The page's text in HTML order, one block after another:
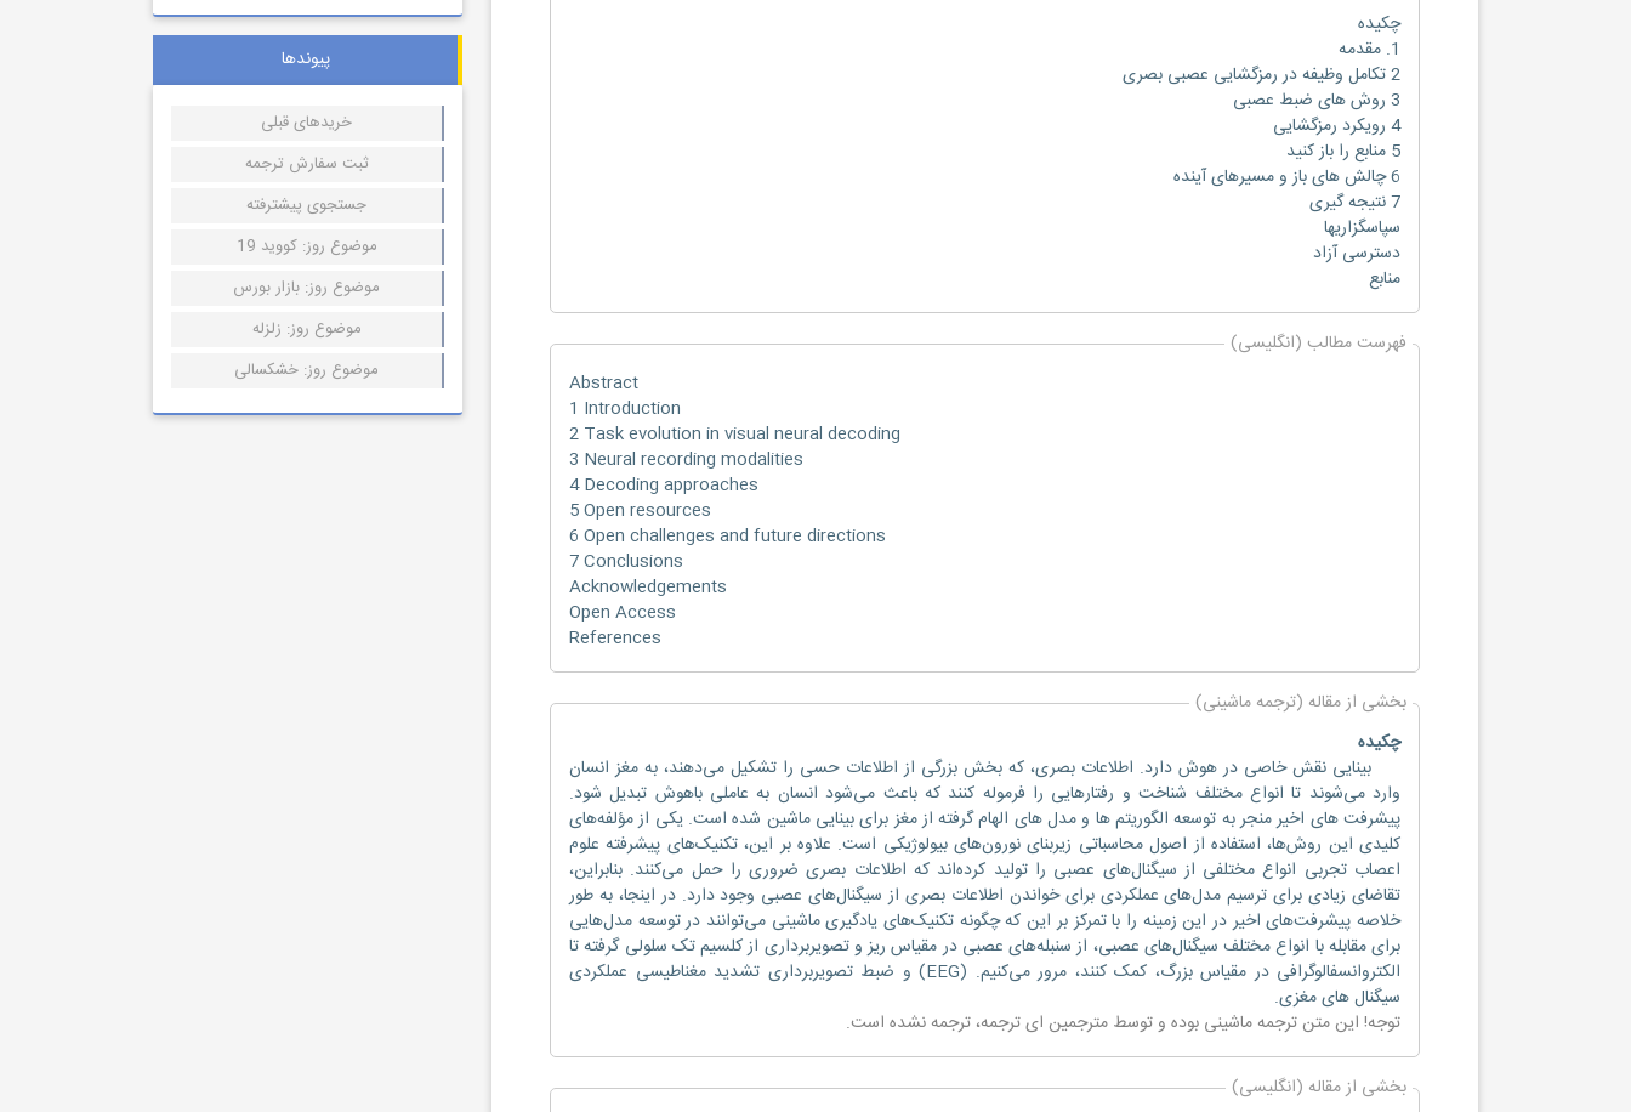
چکیده
1. مقدمه
2 تکامل وظیفه در رمزگشایی عصبی بصری
3 روش های ضبط عصبی
4 رویکرد رمزگشایی
5 منابع را باز کنید
6 چالش های باز و مسیرهای آینده
7 نتیجه گیری
سپاسگزاریها
دسترسی آزاد
منابع
فهرست مطالب (انگلیسی)
Abstract
1 Introduction
2 Task evolution in visual neural decoding
3 Neural recording modalities
4 Decoding approaches
5 Open resources
6 Open challenges and future directions
7 Conclusions
Acknowledgements
Open Access
References
بخشی از مقاله (ترجمه ماشینی)
چکیده
بینایی نقش خاصی در هوش دارد. اطلاعات بصری، که بخش بزرگی از اطلاعات حسی را تشکیل می‌دهند، به مغز انسان
وارد می‌شوند تا انواع مختلف شناخت و رفتارهایی را فرموله کنند که باعث می‌شود انسان به عاملی باهوش تبدیل شود.
پیشرفت های اخیر منجر به توسعه الگوریتم ها و مدل های الهام گرفته از مغز برای بینایی ماشین شده است. یکی از مؤلفه‌های
کلیدی این روش‌ها، استفاده از اصول محاسباتی زیربنای نورون‌های بیولوژیکی است. علاوه بر این، تکنیک‌های پیشرفته علوم
اعصاب تجربی انواع مختلفی از سیگنال‌های عصبی را تولید کرده‌اند که اطلاعات بصری ضروری را حمل می‌کنند. بنابراین،
تقاضای زیادی برای ترسیم مدل‌های عملکردی برای خواندن اطلاعات بصری از سیگنال‌های عصبی وجود دارد. در اینجا، به طور
خلاصه پیشرفت‌های اخیر در این زمینه را با تمرکز بر این که چگونه تکنیک‌های یادگیری ماشینی می‌توانند در توسعه مدل‌هایی
برای مقابله با انواع مختلف سیگنال‌های عصبی، از سنبله‌های عصبی در مقیاس ریز و تصویربرداری از کلسیم تک سلولی گرفته تا
الکتروانسفالوگرافی در مقیاس بزرگ، کمک کنند، مرور می‌کنیم. (EEG) و ضبط تصویربرداری تشدید مغناطیسی عملکردی
سیگنال های مغزی.
توجه! این متن ترجمه ماشینی بوده و توسط مترجمین ای ترجمه، ترجمه نشده است.
بخشی از مقاله (انگلیسی)
پیوندها
خریدهای قبلی
ثبت سفارش ترجمه
جستجوی پیشترفته
موضوع روز: کووید 19
موضوع روز: بازار بورس
موضوع روز: زلزله
موضوع روز: خشکسالی